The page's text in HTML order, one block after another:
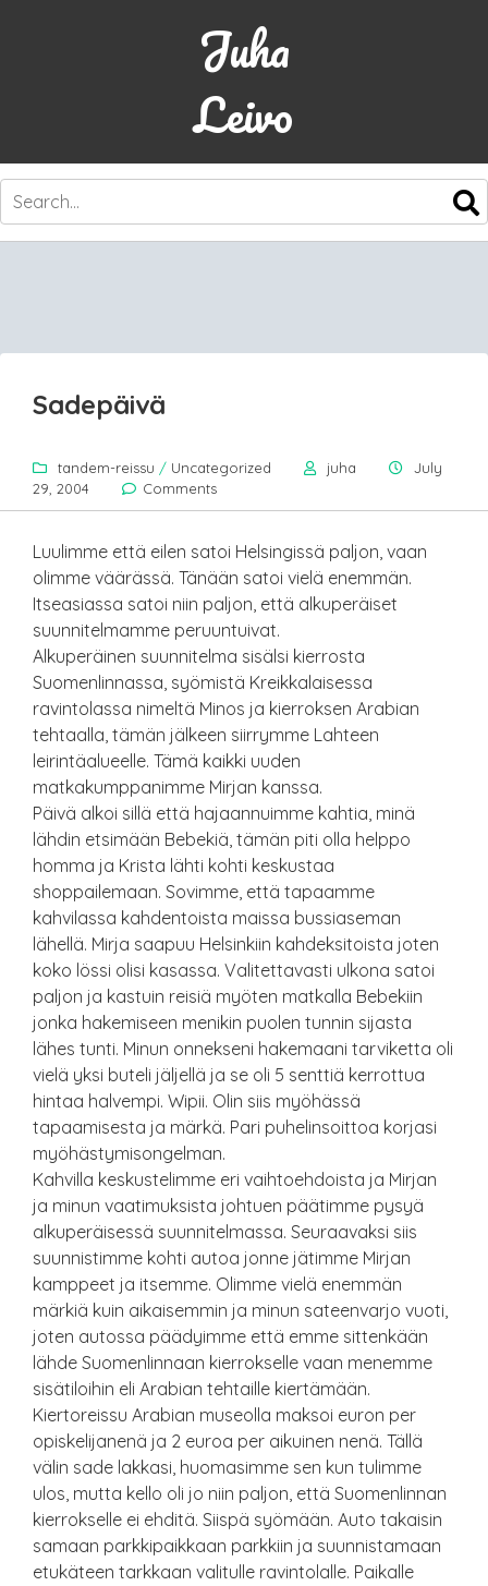
Juha
Leivo
SKIP
CONTENT
Sadepäivä
tandem-reissu / Uncategorized juha
July
29, 2004
Comments
Luulimme että eilen satoi Helsingissä paljon, vaan
olimme väärässä. Tänään satoi vielä enemmän.
Itseasiassa satoi niin paljon, että alkuperäiset
suunnitelmamme peruuntuivat.
Alkuperäinen suunnitelma sisälsi kierrosta
Suomenlinnassa, syömistä Kreikkalaisessa
ravintolassa nimeltä Minos ja kierroksen Arabian
tehtaalla, tämän jälkeen siirrymme Lahteen
leirintäalueelle. Tämä kaikki uuden
matkakumppanimme Mirjan kanssa.
Päivä alkoi sillä että hajaannuimme kahtia, minä
lähdin etsimään Bebekiä, tämän piti olla helppo
homma ja Krista lähti kohti keskustaa
shoppailemaan. Sovimme, että tapaamme
kahvilassa kahdentoista maissa bussiaseman
lähellä. Mirja saapuu Helsinkiin kahdeksitoista joten
koko lössi olisi kasassa. Valitettavasti ulkona satoi
paljon ja kastuin reisiä myöten matkalla Bebekiin
jonka hakemiseen menikin puolen tunnin sijasta
lähes tunti. Minun onnekseni hakemaani tarviketta oli
vielä yksi buteli jäljellä ja se oli 5 senttiä kerrottua
hintaa halvempi. Wipii. Olin siis myöhässä
tapaamisesta ja märkä. Pari puhelinsoittoa korjasi
myöhästymisongelman.
Kahvilla keskustelimme eri vaihtoehdoista ja Mirjan
ja minun vaatimuksista johtuen päätimme pysyä
alkuperäisessä suunnitelmassa. Seuraavaksi siis
suunnistimme kohti autoa jonne jätimme Mirjan
kamppeet ja itsemme. Olimme vielä enemmän
märkiä kuin aikaisemmin ja minun sateenvarjo vuoti,
joten autossa päädyimme että emme sittenkään
lähde Suomenlinnaan kierrokselle vaan menemme
sisätiloihin eli Arabian tehtaille kiertämään.
Kiertoreissu Arabian museolla maksoi euron per
opiskelijanenä ja 2 euroa per aikuinen nenä. Tällä
välin sade lakkasi, huomasimme sen kun tulimme
ulos, mutta kello oli jo niin paljon, että Suomenlinnan
kierrokselle ei ehditä. Siispä syömään. Auto takaisin
samaan parkkipaikkaan parkkiin ja suunnistamaan
etukäteen tarkkaan valitulle ravintolalle. Paikalle